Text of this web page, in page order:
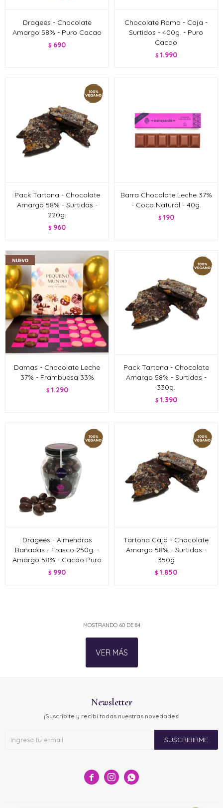
Drageés - Chocolate
Amargo 58% - Puro Cacao
$ 690
Chocolate Rama - Caja -
Surtidos - 400g. - Puro
Cacao
$ 1.990
Pack Tartona - Chocolate
Amargo 58% - Surtidas -
220g.
$ 960
Barra Chocolate Leche 37%
- Coco Natural - 40g.
$ 190
Damas - Chocolate Leche
37% - Frambuesa 33%
$ 1.290
Pack Tartona - Chocolate
Amargo 58% - Surtidas -
330g.
$ 1.390
Drageés - Almendras
Bañadas - Frasco 250g. -
Amargo 58% - Cacao Puro
$ 990
Tartona Caja - Chocolate
Amargo 58% - Surtidas -
350g
$ 1.850
MOSTRANDO 60DE 84
VER MÁS
  
Newsletter
¡Suscribite y recibí todas nuestras novedades!
SUSCRIBIRME